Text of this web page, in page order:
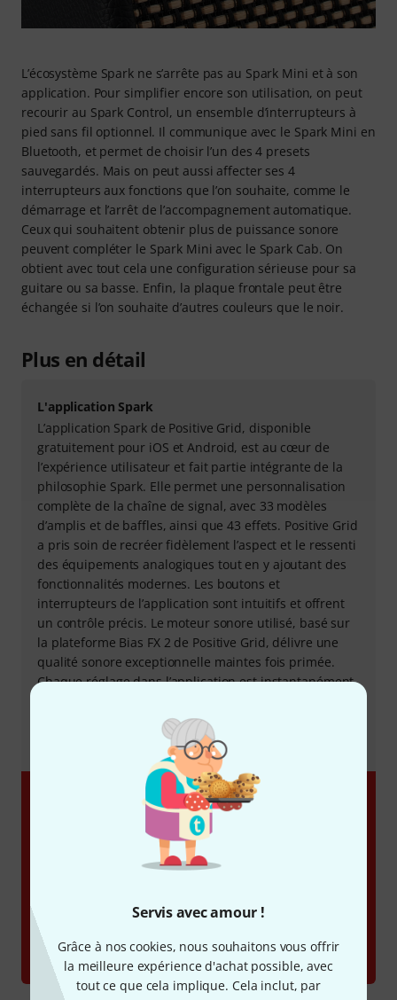
Servis avec amour !
Grâce à nos cookies, nous souhaitons vous offrir
la meilleure expérience d'achat possible, avec
tout ce que cela implique. Cela inclut, par
L’écosystème Spark ne s’arrête pas au Spark Mini et à son
application. Pour simplifier encore son utilisation, on peut
recourir au Spark Control, un ensemble d’interrupteurs à
pied sans fil optionnel. Il communique avec le Spark Mini en
Bluetooth, et permet de choisir l’un des 4 presets
sauvegardés. Mais on peut aussi affecter ses 4
interrupteurs aux fonctions que l’on souhaite, comme le
démarrage et l’arrêt de l’accompagnement automatique.
Ceux qui souhaitent obtenir plus de puissance sonore
peuvent compléter le Spark Mini avec le Spark Cab. On
obtient avec tout cela une configuration sérieuse pour sa
guitare ou sa basse. Enfin, la plaque frontale peut être
échangée si l’on souhaite d’autres couleurs que le noir.
Plus en détail
L'application Spark
L’application Spark de Positive Grid, disponible
gratuitement pour iOS et Android, est au cœur de
l’expérience utilisateur et fait partie intégrante de la
philosophie Spark. Elle permet une personnalisation
complète de la chaîne de signal, avec 33 modèles
d’amplis et de baffles, ainsi que 43 effets. Positive Grid
a pris soin de recréer fidèlement l’aspect et le ressenti
des équipements analogiques tout en y ajoutant des
fonctionnalités modernes. Les boutons et
interrupteurs de l’application sont intuitifs et offrent
un contrôle précis. Le moteur sonore utilisé, basé sur
la plateforme Bias FX 2 de Positive Grid, délivre une
qualité sonore exceptionnelle maintes fois primée.
Chaque réglage dans l’application est instantanément
personnalisés peuvent être sauvegardés directement
sur l’application ou sur l’ampli pour un accès rapide.